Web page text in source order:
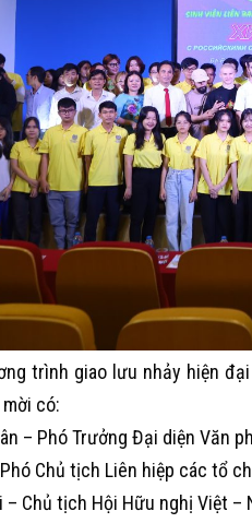
trình giao lưu nhảy hiện
mời có:
– Phó Trưởng Đại diện Văn
Chủ tịch Liên hiệp các tổ
Chủ tịch Hội Hữu nghị Việt –